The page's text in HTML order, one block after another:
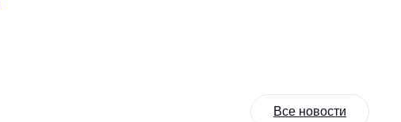
Все новости